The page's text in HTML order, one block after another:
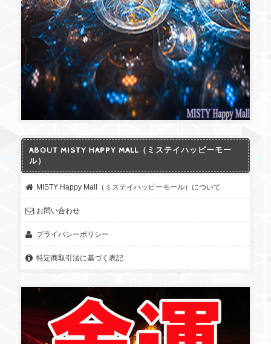
ABOUT MISTY HAPPY MALL（ミステイハッピーモー
ル）
MISTY Happy Mall（ミステイハッピーモール）について
お問い合わせ
プライバシーポリシー
特定商取引法に基づく表記